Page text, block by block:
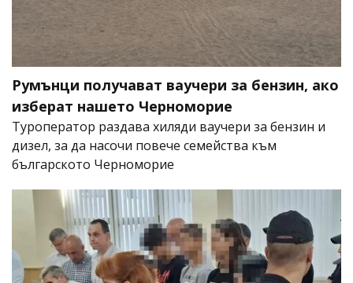
Румънци получават ваучери за бензин, ако
изберат нашето Черноморие
Туроператор раздава хиляди ваучери за бензин и
дизел, за да насочи повече семейства към
българското Черноморие